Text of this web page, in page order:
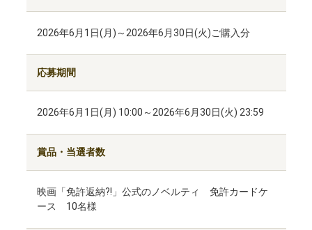
2026年6月1日(月)～2026年6月30日(火)ご購入分
応募期間
2026年6月1日(月) 10:00～2026年6月30日(火) 23:59
賞品・当選者数
映画「免許返納?!」公式のノベルティ 免許カードケ
ース 10名様